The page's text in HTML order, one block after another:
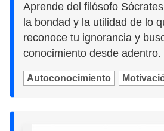
Aprende del filósofo
la bondad y la utilidad de lo
reconoce tu ignorancia y
conocimiento desde adentro.
Autoconocimiento